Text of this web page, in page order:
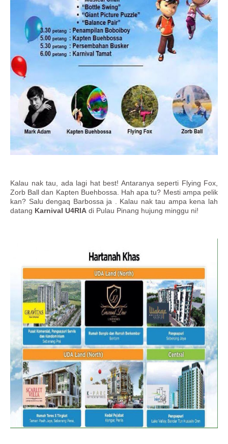
Kalau nak tau, ada lagi hat best! Antaranya seperti Flying Fox,
Zorb Ball dan Kapten Buehbossa. Hah apa tu? Mesti ampa pelik
kan? Salu dengaq Barbossa ja . Kalau nak tau ampa kena lah
datang Karnival U4RIA di Pulau Pinang hujung minggu ni!